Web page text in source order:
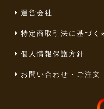
運営会社
特定商取引法に基づく
個人情報保護方針
お問い合わせ・ご注文